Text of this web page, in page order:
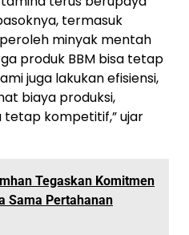
termasuk
minyak mentah
produk BBM bisa tetap
juga lakukan efisiensi,
biaya produksi,
tetap kompetitif,” ujar
Tegaskan Komitmen
Sama Pertahanan